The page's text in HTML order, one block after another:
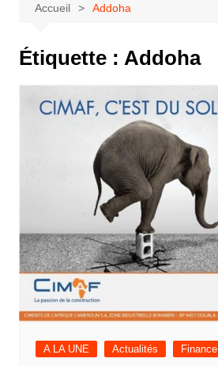
Accueil Addoha
Étiquette : Addoha
A LA UNE Actualités Finance